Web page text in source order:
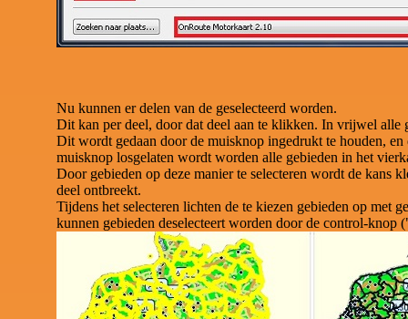
Nu kunnen er delen van de geselecteerd worden.
Dit kan per deel, door dat deel aan te klikken. In vrijwel alle
Dit wordt gedaan door de muisknop ingedrukt te houden,
muisknop losgelaten wordt worden alle gebieden in het
Door gebieden op deze manier te selecteren wordt de kans
deel ontbreekt.
Tijdens het selecteren lichten de te kiezen gebieden op met
kunnen gebieden deselecteert worden door de control-